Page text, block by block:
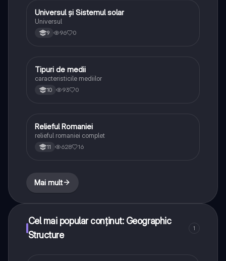
Geografie
Universul și Sistemul solar
Universul
9 96 0
Geografie
Tipuri de medii
caracteristicile mediilor
10 93 0
Geografie
Relieful Romaniei
relieful romaniei complet
11 628 16
Mai mult
Cel mai popular conținut: Geographic
Structure
1